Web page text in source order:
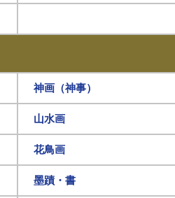
神画（神事）
山水画
花鳥画
墨蹟・書